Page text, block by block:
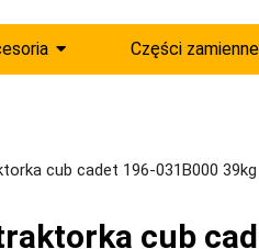
Części zamienne
cub cadet 196-031B000 39kg
cub